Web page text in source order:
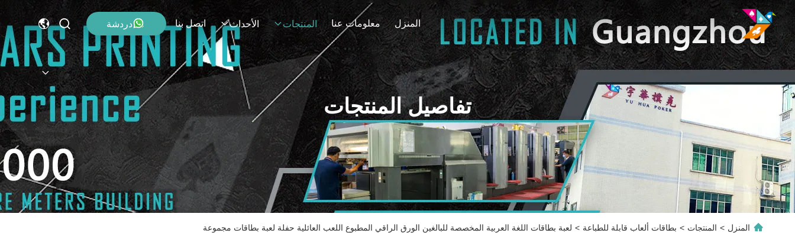
المنزل معلومات عنا المنتجات الأحداث اتصل بنا دردشة
تفاصيل المنتجات
المنزل > المنتجات > بطاقات ألعاب قابلة للطباعة > لعبة بطاقات اللغة العربية المخصصة للبالغين الورق الراقي المطبوع اللعب العائلية حفلة لعبة بطاقات مجموعة